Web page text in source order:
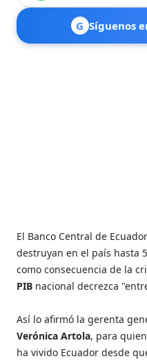
G Síguenos
El Banco Central de
destruyan en el país hasta
como consecuencia de la
PIB nacional decrezca
Así lo afirmó la gerenta
Verónica Artola, para
ha vivido Ecuador desde